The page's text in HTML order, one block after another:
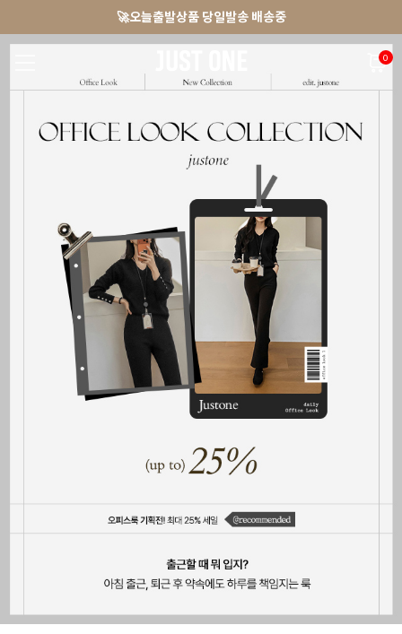
앱 다운로드 10% 할인쿠폰
🚀오늘출발상품 당일발송 배송중
회원가입 쿠폰 3000원
0